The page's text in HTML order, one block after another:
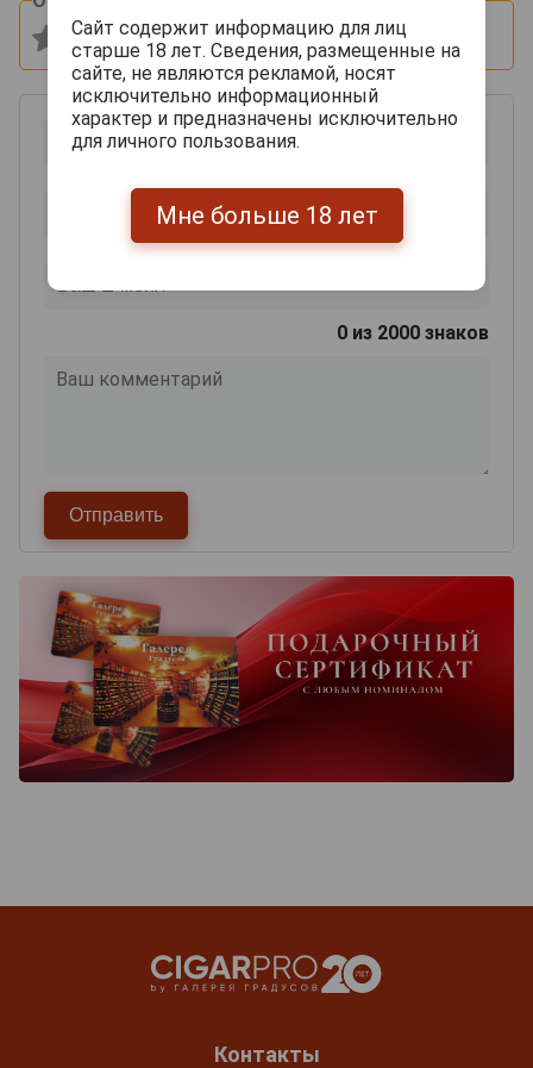
0 из 2000 знаков
Контакты
Сайт содержит информацию для лиц
старше 18 лет. Сведения, размещенные на
сайте, не являются рекламой, носят
исключительно информационный
характер и предназначены исключительно
для личного пользования.
Мне больше 18 лет